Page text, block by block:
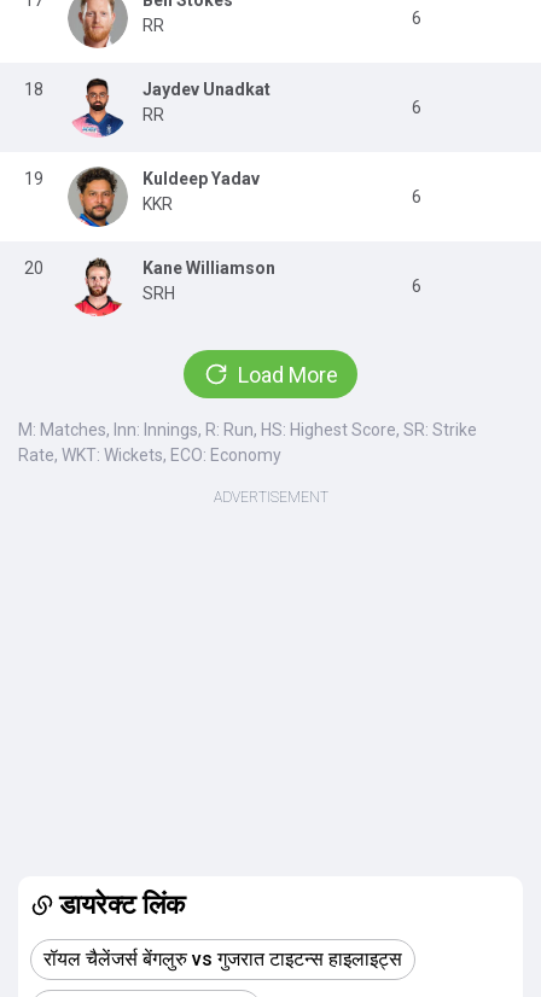
RR
6
18
Jaydev Unadkat
RR
6
19
Kuldeep Yadav
KKR
6
20
Kane Williamson
SRH
6
Load More
M: Matches, Inn: Innings, R: Run, HS: Highest Score, SR: Strike
Rate, WKT: Wickets, ECO: Economy
डायरेक्ट लिंक
रॉयल चैलेंजर्स बेंगलुरु vs गुजरात टाइटन्स हाइलाइट्स